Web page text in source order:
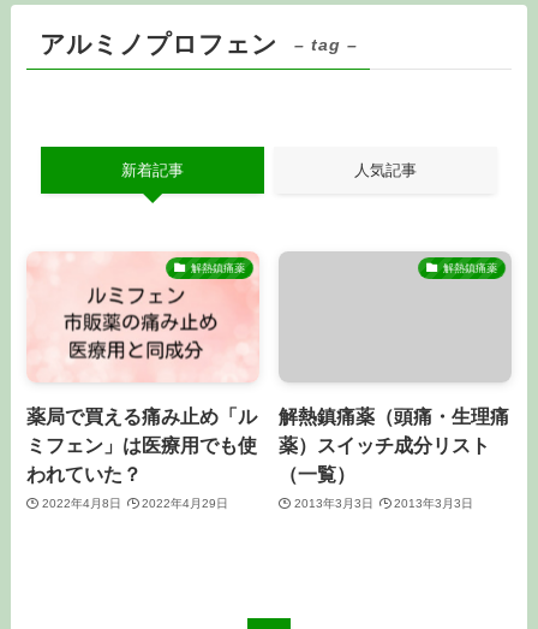
アルミノプロフェン – tag –
新着記事 人気記事
解熱鎮痛薬
薬局で買える痛み止め「ル
ミフェン」は医療用でも使
われていた？
2022年4月8日 2022年4月29日
解熱鎮痛薬
解熱鎮痛薬（頭痛・生理痛
薬）スイッチ成分リスト
（一覧）
2013年3月3日 2013年3月3日